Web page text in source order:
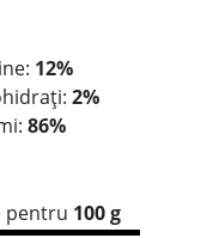
12%
2%
86%
pentru 100 g